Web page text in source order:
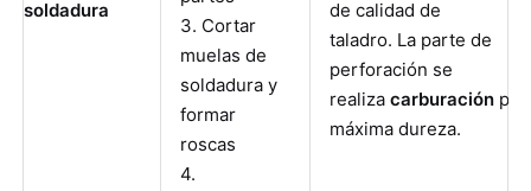
soldadura
3. Cortar
muelas de
soldadura y
formar
roscas
4.
de calidad de
taladro. La parte de
perforación se
realizacarburación
máxima dureza.